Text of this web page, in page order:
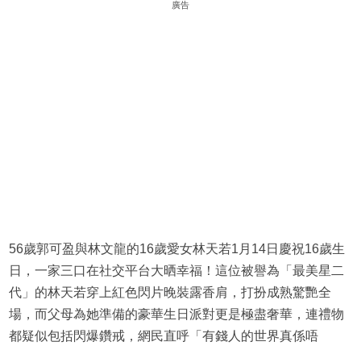
廣告
56歲郭可盈與林文龍的16歲愛女林天若1月14日慶祝16歲生
日，一家三口在社交平台大晒幸福！這位被譽為「最美星二
代」的林天若穿上紅色閃片晚裝露香肩，打扮成熟驚艷全
場，而父母為她準備的豪華生日派對更是極盡奢華，連禮物
都疑似包括閃爆鑽戒，網民直呼「有錢人的世界真係唔